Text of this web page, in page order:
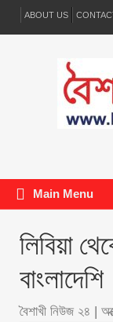
ABOUT US
Main Menu
লিবিয়া
বাংলাদেশি
বৈশাখী নিউজ ২৪ |